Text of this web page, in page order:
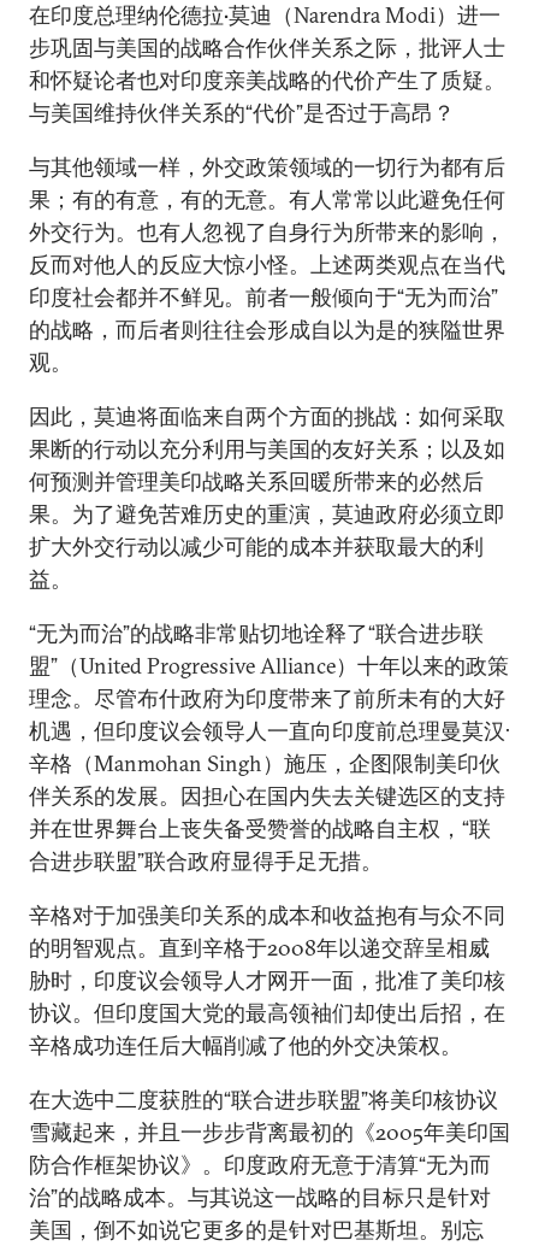
在印度总理纳伦德拉•莫迪（Narendra Modi）进一
步巩固与美国的战略合作伙伴关系之际，批评人士
和怀疑论者也对印度亲美战略的代价产生了质疑。
与美国维持伙伴关系的“代价”是否过于高昂？
与其他领域一样，外交政策领域的一切行为都有后
果；有的有意，有的无意。有人常常以此避免任何
外交行为。也有人忽视了自身行为所带来的影响，
反而对他人的反应大惊小怪。上述两类观点在当代
印度社会都并不鲜见。前者一般倾向于“无为而治”
的战略，而后者则往往会形成自以为是的狭隘世界
观。
因此，莫迪将面临来自两个方面的挑战：如何采取
果断的行动以充分利用与美国的友好关系；以及如
何预测并管理美印战略关系回暖所带来的必然后
果。为了避免苦难历史的重演，莫迪政府必须立即
扩大外交行动以减少可能的成本并获取最大的利
益。
“无为而治”的战略非常贴切地诠释了“联合进步联
盟”（United Progressive Alliance）十年以来的政策
理念。尽管布什政府为印度带来了前所未有的大好
机遇，但印度议会领导人一直向印度前总理曼莫汉·
辛格（Manmohan Singh）施压，企图限制美印伙
伴关系的发展。因担心在国内失去关键选区的支持
并在世界舞台上丧失备受赞誉的战略自主权，“联
合进步联盟”联合政府显得手足无措。
辛格对于加强美印关系的成本和收益抱有与众不同
的明智观点。直到辛格于2008年以递交辞呈相威
胁时，印度议会领导人才网开一面，批准了美印核
协议。但印度国大党的最高领袖们却使出后招，在
辛格成功连任后大幅削减了他的外交决策权。
在大选中二度获胜的“联合进步联盟”将美印核协议
雪藏起来，并且一步步背离最初的《2005年美印国
防合作框架协议》。印度政府无意于清算“无为而
治”的战略成本。与其说这一战略的目标只是针对
美国，倒不如说它更多的是针对巴基斯坦。别忘